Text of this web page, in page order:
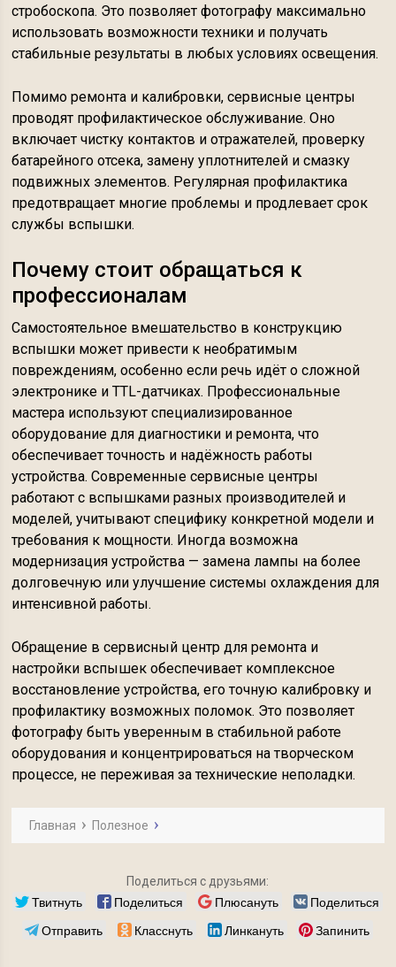
стробоскопа. Это позволяет фотографу максимально
использовать возможности техники и получать
стабильные результаты в любых условиях освещения.
Помимо ремонта и калибровки, сервисные центры
проводят профилактическое обслуживание. Оно
включает чистку контактов и отражателей, проверку
батарейного отсека, замену уплотнителей и смазку
подвижных элементов. Регулярная профилактика
предотвращает многие проблемы и продлевает срок
службы вспышки.
Почему стоит обращаться к
профессионалам
Самостоятельное вмешательство в конструкцию
вспышки может привести к необратимым
повреждениям, особенно если речь идёт о сложной
электронике и TTL-датчиках. Профессиональные
мастера используют специализированное
оборудование для диагностики и ремонта, что
обеспечивает точность и надёжность работы
устройства. Современные сервисные центры
работают с вспышками разных производителей и
моделей, учитывают специфику конкретной модели и
требования к мощности. Иногда возможна
модернизация устройства — замена лампы на более
долговечную или улучшение системы охлаждения для
интенсивной работы.
Обращение в сервисный центр для ремонта и
настройки вспышек обеспечивает комплексное
восстановление устройства, его точную калибровку и
профилактику возможных поломок. Это позволяет
фотографу быть уверенным в стабильной работе
оборудования и концентрироваться на творческом
процессе, не переживая за технические неполадки.
Главная Полезное
Поделиться с друзьями:
Твитнуть Поделиться Плюсануть
Поделиться
Отправить
Класснуть Линкануть Запинить